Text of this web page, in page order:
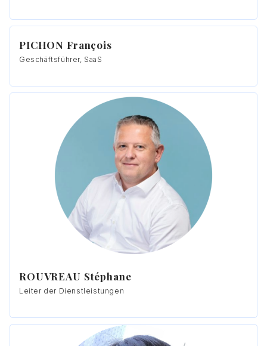
PICHON François
Geschäftsführer, SaaS
ROUVREAU Stéphane
Leiter der Dienstleistungen